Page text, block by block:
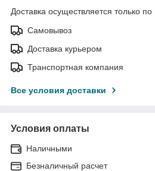
Доставка осуществляется только по
Самовывоз
Доставка курьером
Транспортная компания
Все условия доставки
Условия оплаты
Наличными
Безналичный расчет